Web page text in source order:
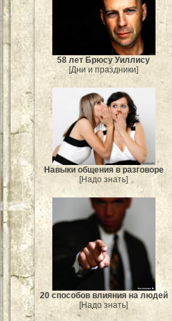
58 лет Брюсу Уиллису
[Дни и праздники]
Навыки общения в разговоре
[Надо знать]
20 способов влияния на людей
[Надо знать]